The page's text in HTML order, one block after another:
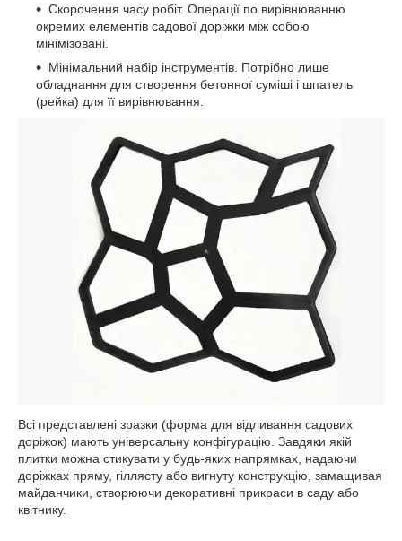
Скорочення часу робіт. Операції по вирівнюванню
окремих елементів садової доріжки між собою
мінімізовані.
Мінімальний набір інструментів. Потрібно лише
обладнання для створення бетонної суміші і шпатель
(рейка) для її вирівнювання.
Всі представлені зразки (форма для відливання садових
доріжок) мають універсальну конфігурацію. Завдяки якій
плитки можна стикувати у будь-яких напрямках, надаючи
доріжках пряму, гіллясту або вигнуту конструкцію, замащивая
майданчики, створюючи декоративні прикраси в саду або
квітнику.